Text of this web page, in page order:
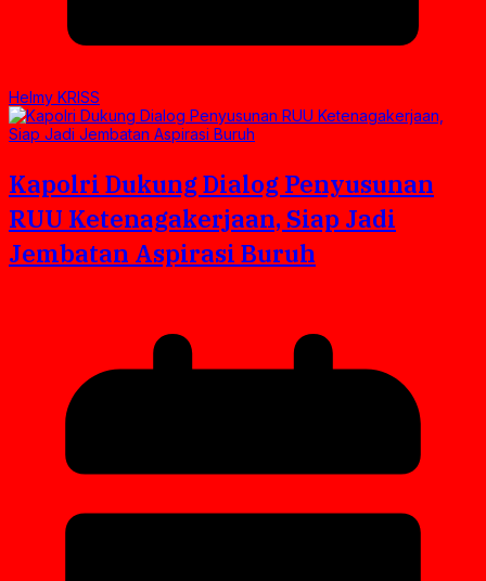
Helmy KRISS
Kapolri Dukung Dialog Penyusunan
RUU Ketenagakerjaan, Siap Jadi
Jembatan Aspirasi Buruh